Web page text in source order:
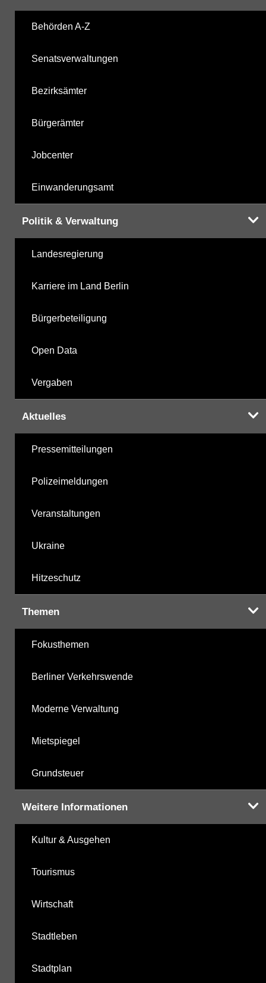
Behörden A-Z
Senatsverwaltungen
Bezirksämter
Bürgerämter
Jobcenter
Einwanderungsamt
Politik & Verwaltung
Landesregierung
Karriere im Land Berlin
Bürgerbeteiligung
Open Data
Vergaben
Aktuelles
Pressemitteilungen
Polizeimeldungen
Veranstaltungen
Ukraine
Hitzeschutz
Themen
Fokusthemen
Berliner Verkehrswende
Moderne Verwaltung
Mietspiegel
Grundsteuer
Weitere Informationen
Kultur & Ausgehen
Tourismus
Wirtschaft
Stadtleben
Stadtplan